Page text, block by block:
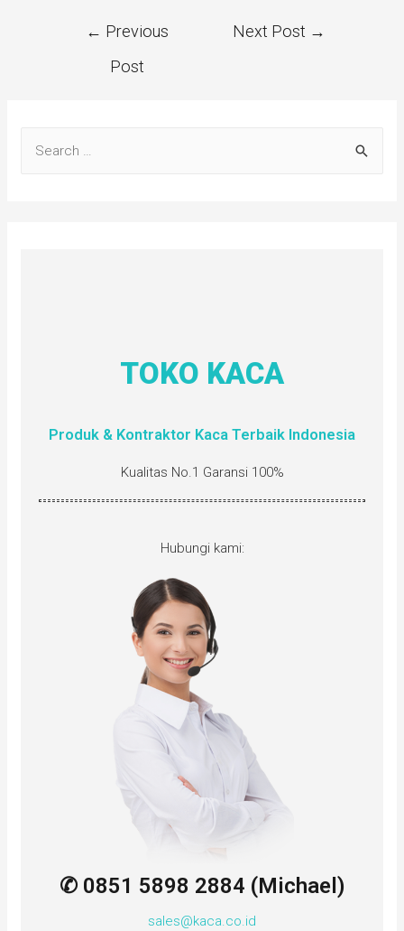
← Previous
Post
Next Post →
TOKO KACA
Produk & Kontraktor Kaca Terbaik Indonesia
Kualitas No.1 Garansi 100%
Hubungi kami:
✆ 0851 5898 2884 (Michael)
sales@kaca.co.id